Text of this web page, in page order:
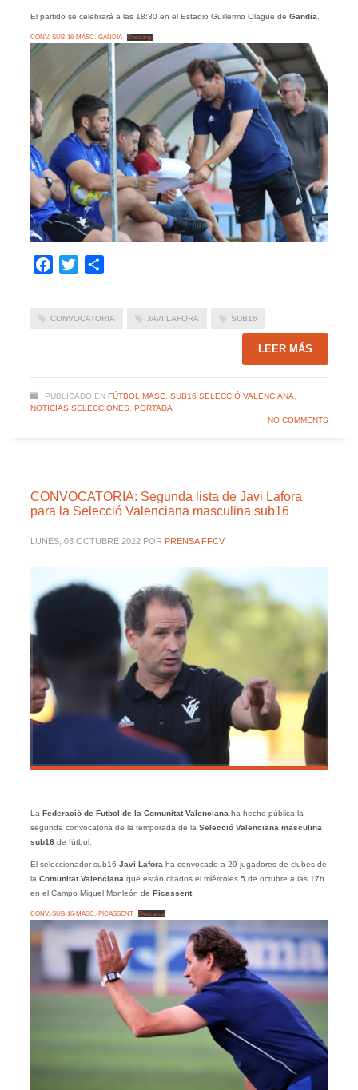
El partido se celebrará a las 18:30 en el Estadio Guillermo Olagüe de Gandía.
CONV.-SUB-16-MASC.-GANDIA Descarga
Facebook
Twitter
CONVOCATORIA JAVI LAFORA SUB16
LEER MÁS
PUBLICADO EN FÚTBOL MASC. SUB16 SELECCIÓ VALENCIANA,
NOTICIAS SELECCIONES, PORTADA
NO COMMENTS
CONVOCATORIA: Segunda lista de Javi Lafora
para la Selecció Valenciana masculina sub16
LUNES, 03 OCTUBRE 2022 POR PRENSA FFCV
La Federació de Futbol de la Comunitat Valenciana ha hecho pública la
segunda convocatoria de la temporada de la Selecció Valenciana masculina
sub16 de fútbol.
El seleccionador sub16 Javi Lafora ha convocado a 29 jugadores de clubes de
la Comunitat Valenciana que están citados el miércoles 5 de octubre a las 17h
en el Campo Miguel Monleón de Picassent.
CONV.-SUB-16-MASC.-PICASSENT Descarga